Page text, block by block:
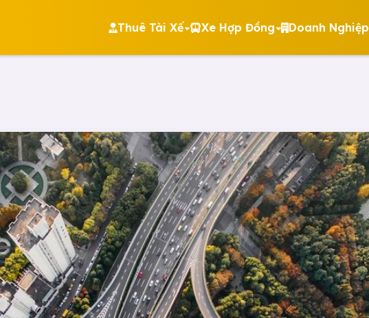
Thuê Tài Xế Xe Hợp Đồng Doanh Nghiệp